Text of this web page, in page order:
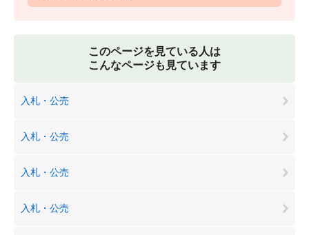
このページを見ている人は
こんなページも見ています
入札・公売
入札・公売
入札・公売
入札・公売